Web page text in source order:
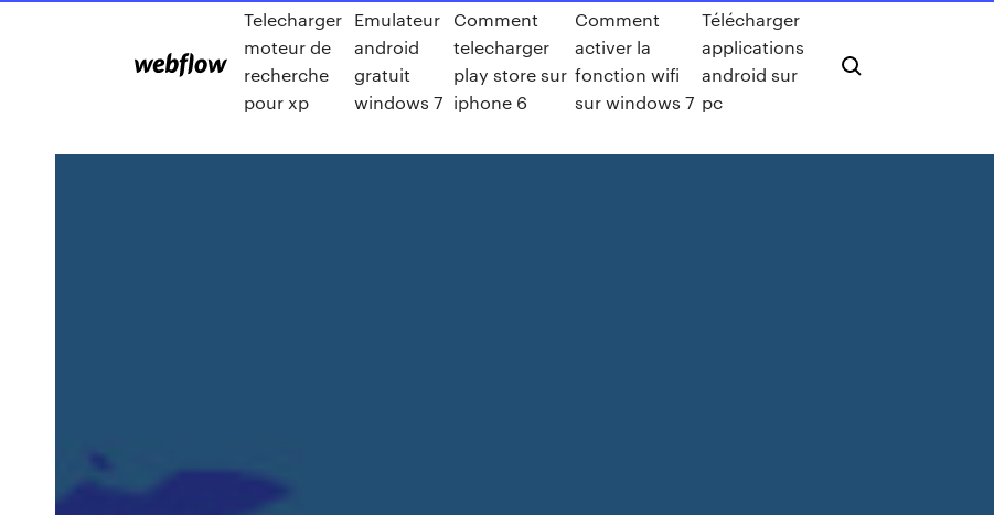
Telecharger
moteur de
recherche
pour xp
Emulateur
android
gratuit
windows 7
Comment
telecharger
play store sur
iphone 6
Comment
activer la
fonction wifi
sur windows 7
Télécharger
applications
android sur
pc